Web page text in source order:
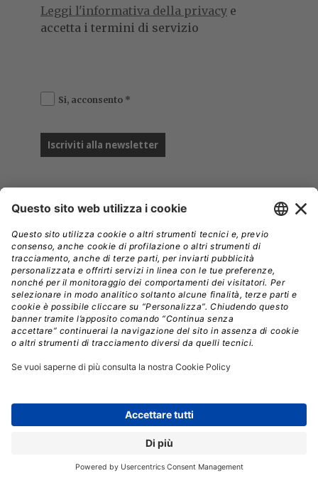
Leggi l'informativa della privacy e
accetta i termini di servizio
Si, acconsento *
Chi siamo
White Paper
Privacy
Newsletter